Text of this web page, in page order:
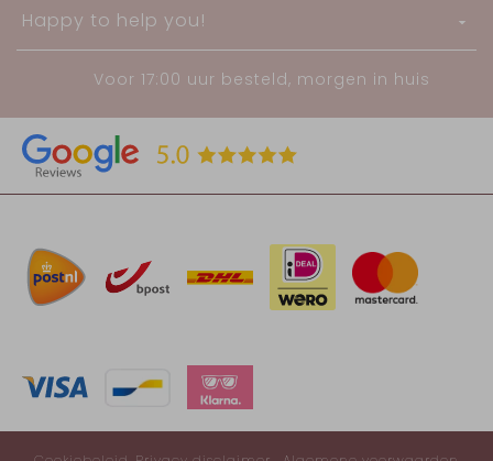
Happy to help you!
Voor 17:00 uur besteld, morgen in huis